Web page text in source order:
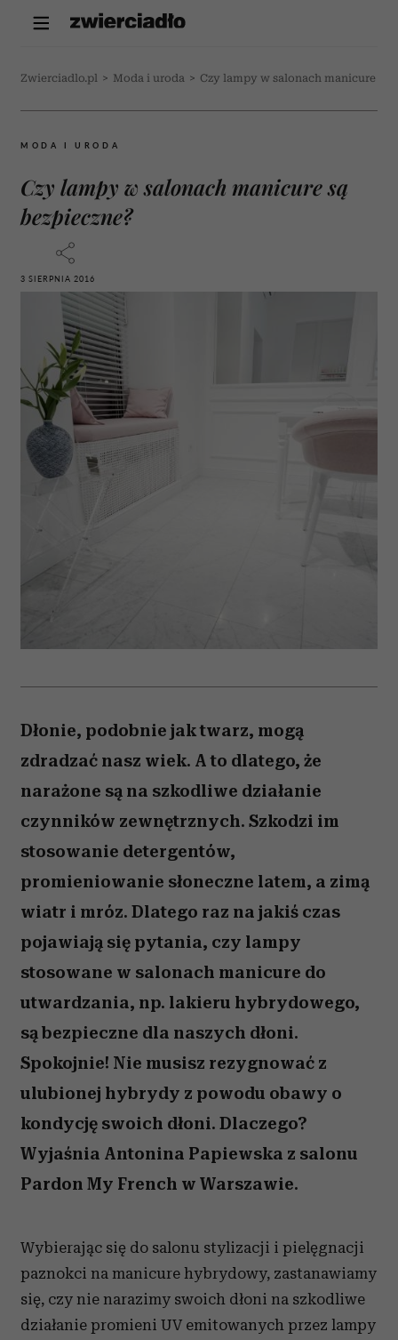
Zwierciadlo.pl > Moda i uroda > Czy lampy w salonach manicure są
MODA I URODA
Czy lampy w salonach manicure są
bezpieczne?
3 SIERPNIA 2016
Dłonie, podobnie jak twarz, mogą
zdradzać nasz wiek. A to dlatego, że
narażone są na szkodliwe działanie
czynników zewnętrznych. Szkodzi im
stosowanie detergentów,
promieniowanie słoneczne latem, a zimą
wiatr i mróz. Dlatego raz na jakiś czas
pojawiają się pytania, czy lampy
stosowane w salonach manicure do
utwardzania, np. lakieru hybrydowego,
są bezpieczne dla naszych dłoni.
Spokojnie! Nie musisz rezygnować z
ulubionej hybrydy z powodu obawy o
kondycję swoich dłoni. Dlaczego?
Wyjaśnia Antonina Papiewska z salonu
Pardon My French w Warszawie.
Wybierając się do salonu stylizacji i pielęgnacji
paznokci na manicure hybrydowy, zastanawiamy
się, czy nie narazimy swoich dłoni na szkodliwe
działanie promieni UV emitowanych przez lampy